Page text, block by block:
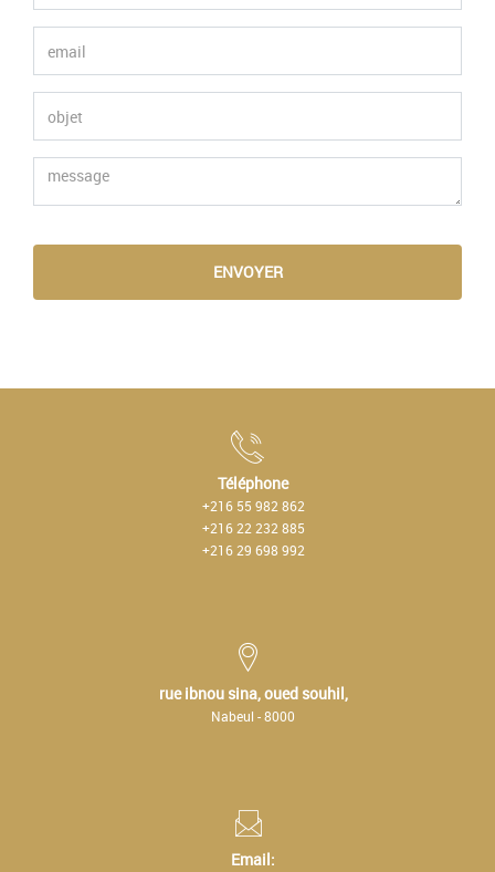
ENVOYER
Téléphone
+216 55 982 862
+216 22 232 885
+216 29 698 992
rue ibnou sina, oued souhil,
Nabeul - 8000
Email: